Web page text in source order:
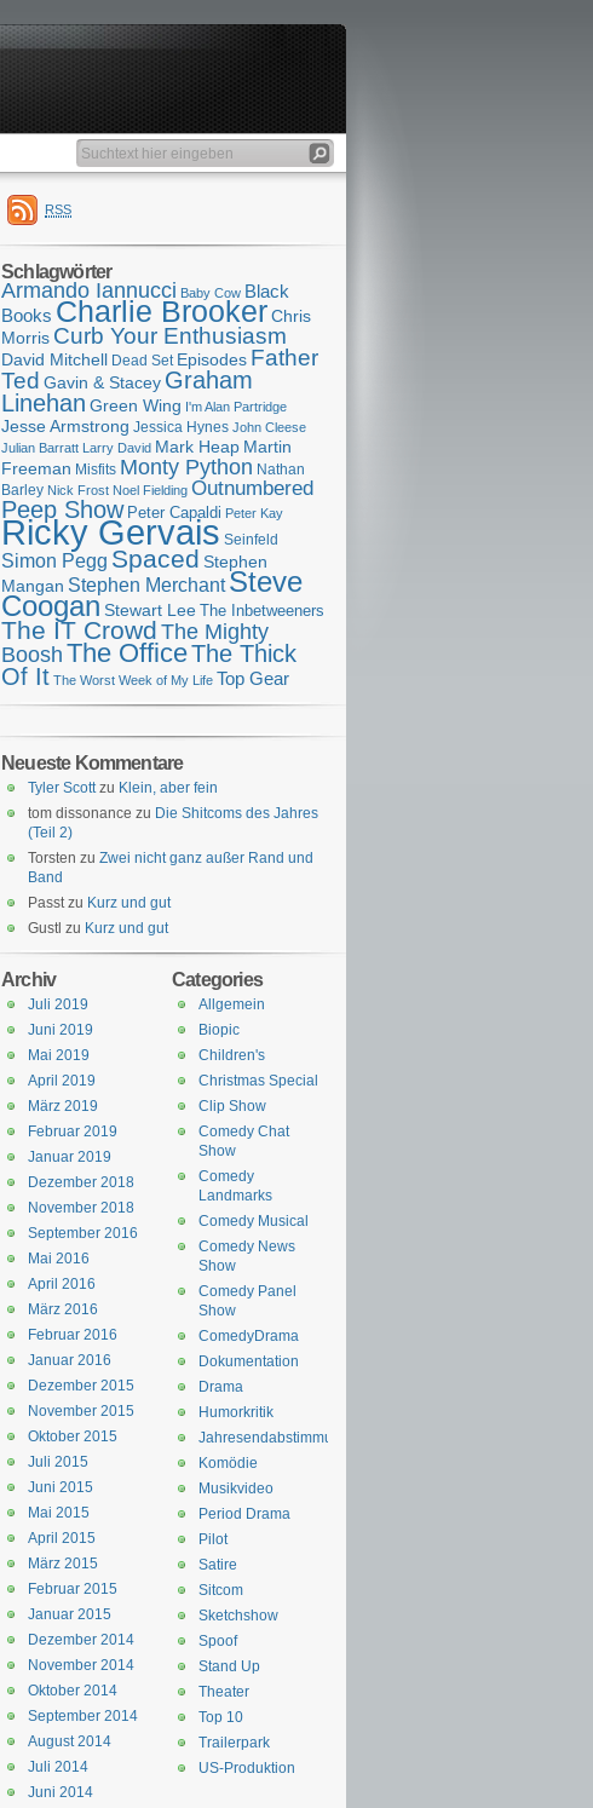
RSS
Schlagwörter
Armando Iannucci Baby Cow Black
Books Charlie BrookerChris
Morris Curb Your Enthusiasm
David Mitchell Dead Set Episodes Father
Ted Gavin & Stacey Graham
Linehan Green Wing I'm Alan Partridge
Jesse Armstrong Jessica Hynes John Cleese
Julian Barratt Larry David Mark Heap Martin
Freeman Misfits Monty Python Nathan
Barley Nick Frost Noel Fielding Outnumbered
Peep Show Peter Capaldi Peter Kay
Ricky Gervais Seinfeld
Simon Pegg Spaced Stephen
Mangan Stephen Merchant Steve
CooganStewart Lee The Inbetweeners
The IT Crowd The Mighty
Boosh The OfficeThe Thick
Of It The Worst Week of My Life Top Gear
Neueste Kommentare
Tyler Scottzu Klein, aber fein
tom dissonance zu Die Shitcoms des Jahres
(Teil 2)
Torsten zu Zwei nicht ganz außer Rand und
Band
Passtzu Kurz und gut
Gustl zu Kurz und gut
Categories
Allgemein
Biopic
Children's
Christmas Special
Clip Show
Comedy Chat
Show
Comedy
Landmarks
Comedy Musical
Comedy News
Show
Comedy Panel
Show
ComedyDrama
Dokumentation
Drama
Humorkritik
Jahresendabstimmung
Komödie
Musikvideo
Period Drama
Pilot
Satire
Sitcom
Sketchshow
Spoof
Stand Up
Theater
Top 10
Trailerpark
US-Produktion
Archiv
Juli 2019
Juni 2019
Mai 2019
April 2019
März 2019
Februar 2019
Januar 2019
Dezember 2018
November 2018
September 2016
Mai 2016
April 2016
März 2016
Februar 2016
Januar 2016
Dezember 2015
November 2015
Oktober 2015
Juli 2015
Juni 2015
Mai 2015
April 2015
März 2015
Februar 2015
Januar 2015
Dezember 2014
November 2014
Oktober 2014
September 2014
August 2014
Juli 2014
Juni 2014